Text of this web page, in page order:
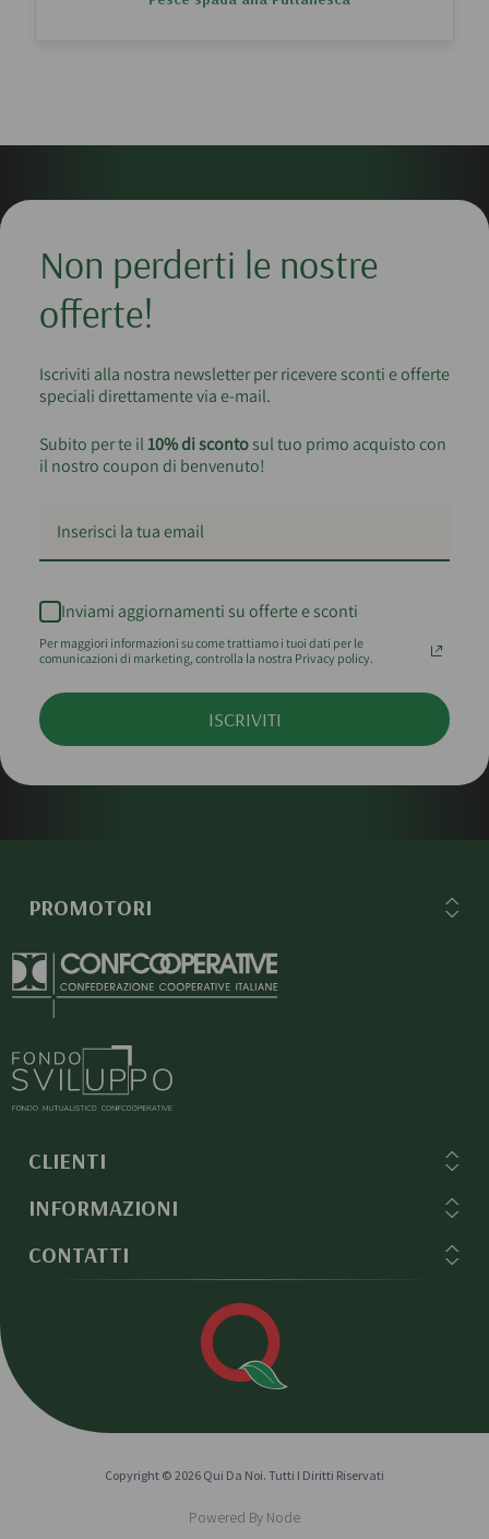
Non perderti le nostre
offerte!
Iscriviti alla nostra newsletter per ricevere sconti e offerte
speciali direttamente via e-mail.
Subito per te il10% di scontosul tuo primo acquisto con
il nostro coupon di benvenuto!
Inviami aggiornamenti su offerte e sconti
Per maggiori informazioni su come trattiamo i tuoi dati per le
comunicazioni di marketing, controlla la nostra Privacy policy.
ISCRIVITI
PROMOTORI
CLIENTI
INFORMAZIONI
CONTATTI
Copyright © 2026 Qui Da Noi. Tutti I Diritti Riservati
Powered By Node